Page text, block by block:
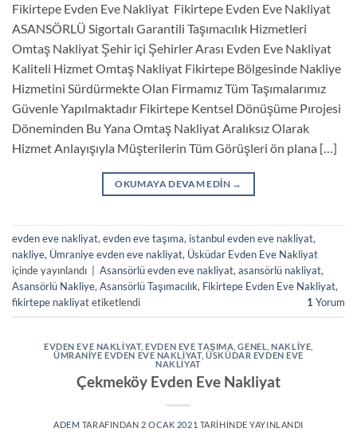
Fikirtepe Evden Eve Nakliyat Fikirtepe Evden Eve Nakliyat
ASANSÖRLÜ Sigortalı Garantili Taşımacılık Hizmetleri
Omtaş Nakliyat Şehir içi Şehirler Arası Evden Eve Nakliyat
Kaliteli Hizmet Omtaş Nakliyat Fikirtepe Bölgesinde Nakliye
Hizmetini Sürdürmekte Olan Firmamız Tüm Taşımalarımız
Güvenle Yapılmaktadır Fikirtepe Kentsel Dönüşüme Pırojesi
Döneminden Bu Yana Omtaş Nakliyat Aralıksız Olarak
Hizmet Anlayışıyla Müşterilerin Tüm Görüşleri ön plana […]
OKUMAYA DEVAM EDIN →
evden eve nakliyat, evden eve taşıma, istanbul evden eve nakliyat,
nakliye, Ümraniye evden eve nakliyat, Üsküdar Evden Eve Nakliyat
içinde yayınlandı
Asansörlü evden eve nakliyat, asansörlü nakliyat,
Asansörlü Nakliye, Asansörlü Taşımacılık, Fikirtepe Evden Eve Nakliyat,
fikirtepe nakliyatetiketlendi 1 Yorum
EVDEN EVE NAKLIYAT,EVDEN EVE TAŞIMA ,GENEL ,NAKLIYE
ÜMRANIYE EVDEN EVE NAKLIYAT,ÜSKÜDAR EVDEN EVE
NAKLIYAT
Çekmeköy Evden Eve Nakliyat
ADEM TARAFINDAN 2 OCAK 2021 TARIHINDE YAYINLANDI